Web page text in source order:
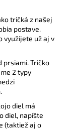
tričká z našej
postave.
využijete už aj v
prsiami. Tričko
2 typy
diel má
diel, napíšte
(taktiež aj o